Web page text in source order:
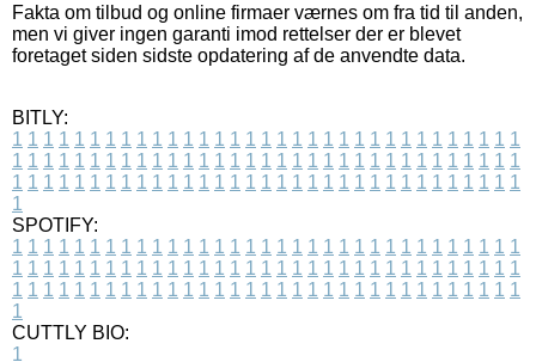
Fakta om tilbud og online firmaer værnes om fra tid til anden,
men vi giver ingen garanti imod rettelser der er blevet
foretaget siden sidste opdatering af de anvendte data.
BITLY:
1 1 1 1 1 1 1 1 1 1 1 1 1 1 1 1 1 1 1 1 1 1 1 1 1 1 1 1 1 1 1 1 1
1 1 1 1 1 1 1 1 1 1 1 1 1 1 1 1 1 1 1 1 1 1 1 1 1 1 1 1 1 1 1 1 1
1 1 1 1 1 1 1 1 1 1 1 1 1 1 1 1 1 1 1 1 1 1 1 1 1 1 1 1 1 1 1 1 1
1
SPOTIFY:
1 1 1 1 1 1 1 1 1 1 1 1 1 1 1 1 1 1 1 1 1 1 1 1 1 1 1 1 1 1 1 1 1
1 1 1 1 1 1 1 1 1 1 1 1 1 1 1 1 1 1 1 1 1 1 1 1 1 1 1 1 1 1 1 1 1
1 1 1 1 1 1 1 1 1 1 1 1 1 1 1 1 1 1 1 1 1 1 1 1 1 1 1 1 1 1 1 1 1
1
CUTTLY BIO:
1